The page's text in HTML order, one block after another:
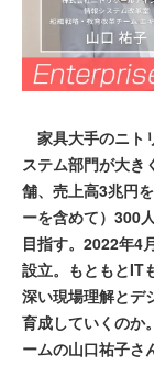
家具大手のニト
ステム部門が大き
舗、売上高3兆円
ーを含めて）300
目指す。2022年4
設立。もともとIT
深い現場理解とデ
育成していくのか
ームの山口祐子さ